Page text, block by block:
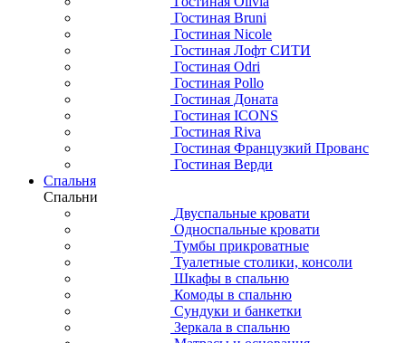
Гостиная Bruni
Гостиная Nicole
Гостиная Лофт СИТИ
Гостиная Odri
Гостиная Pollo
Гостиная Доната
Гостиная ICONS
Гостиная Riva
Гостиная Французкий Прованс
Гостиная Верди
Спальня
Спальни
Двуспальные кровати
Односпальные кровати
Тумбы прикроватные
Туалетные столики, консоли
Шкафы в спальню
Комоды в спальню
Сундуки и банкетки
Зеркала в спальню